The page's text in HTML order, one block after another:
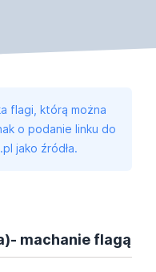
flagi, którą można
o podanie linku do
jako źródła.
machanie flagą